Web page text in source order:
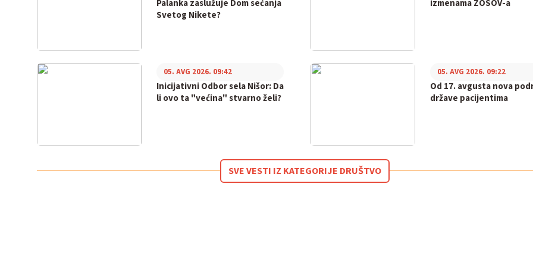
Palanka zaslužuje Dom sećanja
Svetog Nikete?
izmenama ZOSOV-a
Inicijativni Odbor sela Nišor: Da
li ovo ta "većina" stvarno želi?
05. AVG 2026. 09:42
Od 17. avgusta nova
države pacijentima
05. AVG 2026. 09:22
SVE VESTI IZ KATEGORIJE DRUŠTVO